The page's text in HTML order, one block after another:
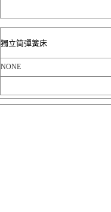
獨立筒彈簧床
NONE